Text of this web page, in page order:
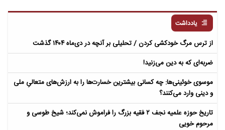
یادداشت
از ترس مرگ خودکشی کردن / تحلیلی بر آنچه در دی‌ماه ۱۴۰۴ گذشت
ضربه‌ای که به دین می‌زنید!
موسوی خوئینی‌ها: چه کسانی بیشترین خسارت‌ها را به ارزش‌های متعالیِ ملی
و دینی وارد می‌کنند؟
تاریخ حوزه علمیه نجف ۲ فقیه بزرگ را فراموش نمی‌کند؛ شیخ طوسی و
مرحوم خویی